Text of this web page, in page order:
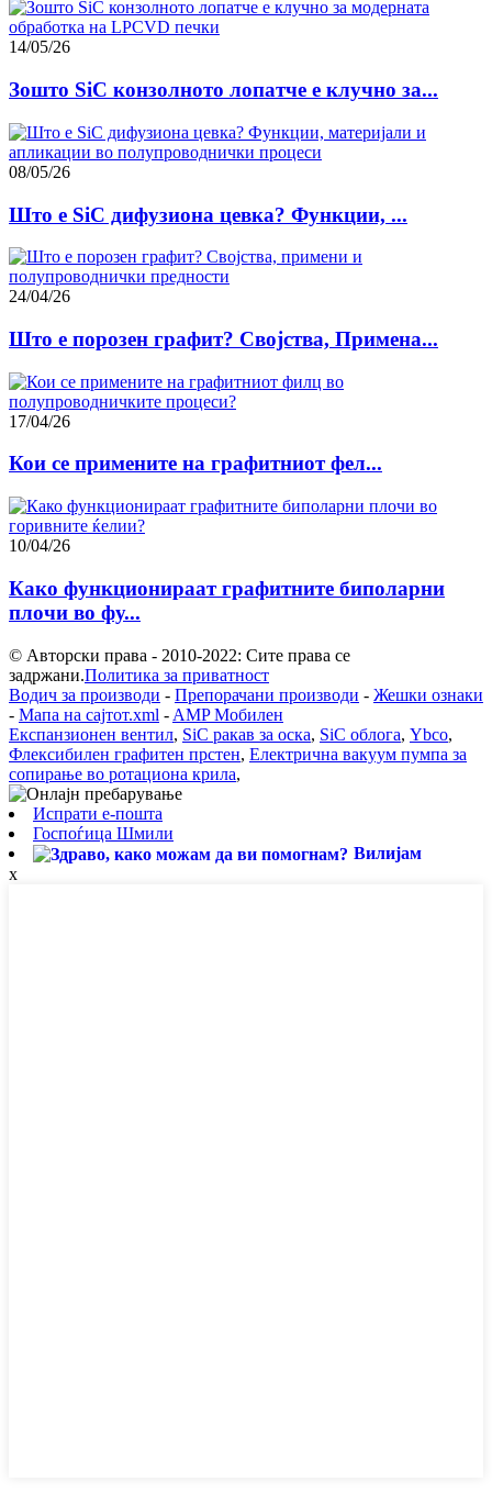
14/05/26
Зошто SiC конзолното лопатче е клучно за...
08/05/26
Што е SiC дифузиона цевка? Функции, ...
24/04/26
Што е порозен графит? Својства, Примена...
17/04/26
Кои се примените на графитниот фел...
10/04/26
Како функционираат графитните биполарни
плочи во фу...
© Авторски права - 2010-2022: Сите права се
задржани.Политика за приватност
Водич за производи - Препорачани производи - Жешки ознаки
- Мапа на сајтот.xml - AMP Мобилен
Експанзионен вентил, SiC ракав за оска, SiC облога, Ybco,
Флексибилен графитен прстен, Електрична вакуум пумпа за
сопирање во ротациона крила,
Испрати е-пошта
Госпоѓица Шмили
Вилијам
x